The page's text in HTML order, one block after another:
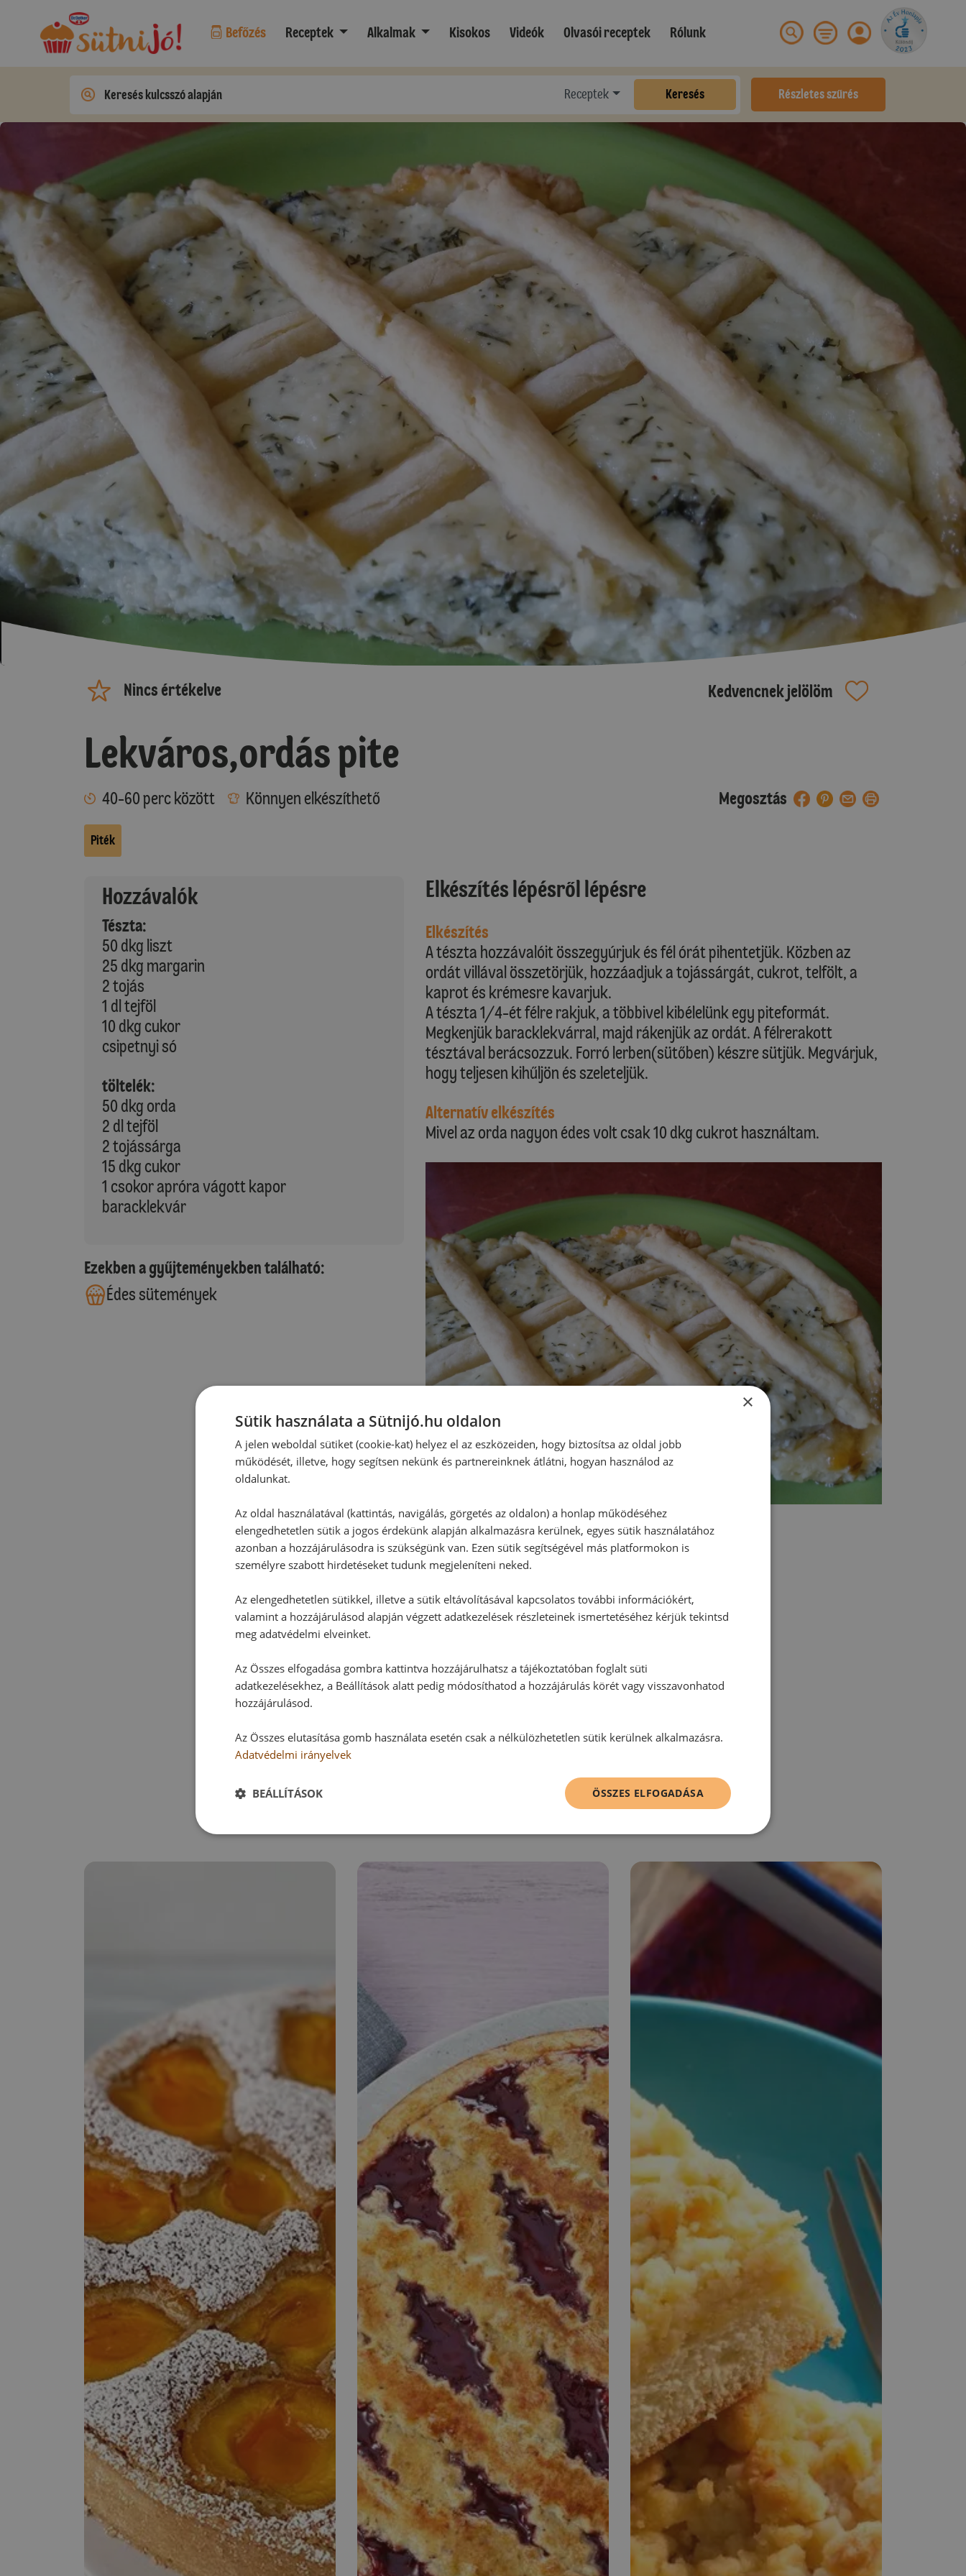
Befőzés Receptek Alkalmak Kisokos Videók Olvasói receptek Rólunk
Receptek Keresés Részletes szűrés
Nincs értékelve Kedvencnek jelölöm
Lekváros,ordás pite
40-60 perc között Könnyen elkészíthető Megosztás
Piték
Hozzávalók
Tészta:
50 dkg liszt
25 dkg margarin
2 tojás
1 dl tejföl
10 dkg cukor
csipetnyi só
töltelék:
50 dkg orda
2 dl tejföl
2 tojássárga
15 dkg cukor
1 csokor apróra vágott kapor
baracklekvár
Ezekben a gyűjteményekben található:
Édes sütemények
Elkészítés lépésről lépésre
Elkészítés
A tészta hozzávalóit összegyúrjuk és fél órát pihentetjük. Közben az
ordát villával összetörjük, hozzáadjuk a tojássárgát, cukrot, telfölt, a
kaprot és krémesre kavarjuk.
A tészta 1/4-ét félre rakjuk, a többivel kibélelünk egy piteformát.
Megkenjük baracklekvárral, majd rákenjük az ordát. A félrerakott
tésztával berácsozzuk. Forró lerben(sütőben) készre sütjük. Megvárjuk,
hogy teljesen kihűljön és szeleteljük.
Alternatív elkészítés
Mivel az orda nagyon édes volt csak 10 dkg cukrot használtam.
Hozzászólások
Ehhez a recepthez még nem érkezett hozzászólás.
Hozzászólás írása
RECEPTAJÁNLÓ
×
Sütik használata a Sütnijó.hu oldalon
A jelen weboldal sütiket (cookie-kat) helyez el az eszközeiden, hogy biztosítsa az oldal jobb
működését, illetve, hogy segítsen nekünk és partnereinknek átlátni, hogyan használod az
oldalunkat.
Az oldal használatával (kattintás, navigálás, görgetés az oldalon) a honlap működéséhez
elengedhetetlen sütik a jogos érdekünk alapján alkalmazásra kerülnek, egyes sütik használatához
azonban a hozzájárulásodra is szükségünk van. Ezen sütik segítségével más platformokon is
személyre szabott hirdetéseket tudunk megjeleníteni neked.
Az elengedhetetlen sütikkel, illetve a sütik eltávolításával kapcsolatos további információkért,
valamint a hozzájárulásod alapján végzett adatkezelések részleteinek ismertetéséhez kérjük tekintsd
meg adatvédelmi elveinket.
Az Összes elfogadása gombra kattintva hozzájárulhatsz a tájékoztatóban foglalt süti
adatkezelésekhez, a Beállítások alatt pedig módosíthatod a hozzájárulás körét vagy visszavonhatod
hozzájárulásod.
Az Összes elutasítása gomb használata esetén csak a nélkülözhetetlen sütik kerülnek alkalmazásra.
Adatvédelmi irányelvek
ÖSSZES ELFOGADÁSA
BEÁLLÍTÁSOK